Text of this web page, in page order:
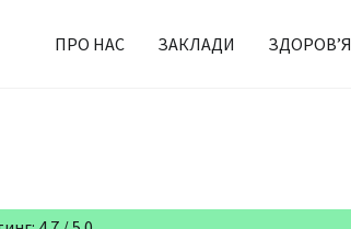
ПРО НАС ЗАКЛАДИ ЗДОРОВ’Я